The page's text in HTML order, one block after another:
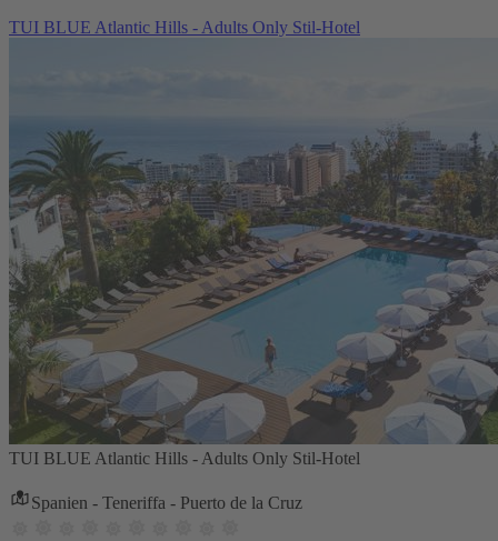
TUI BLUE Atlantic Hills - Adults Only Stil-Hotel
TUI BLUE Atlantic Hills - Adults Only Stil-Hotel
Spanien - Teneriffa - Puerto de la Cruz